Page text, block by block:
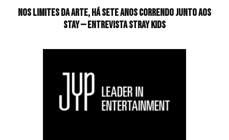
Nos limites da arte, há sete anos correndo junto aos
STAY — Entrevista Stray Kids